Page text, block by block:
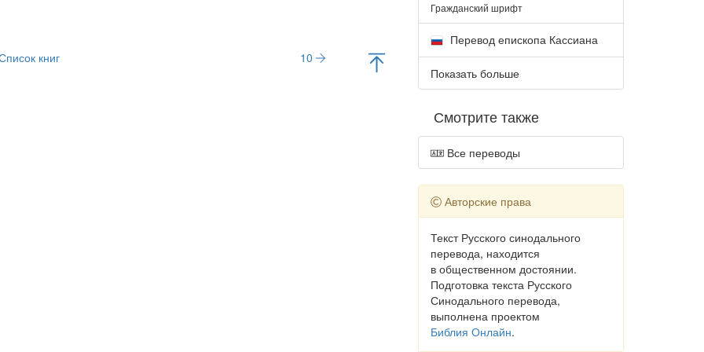
книг 10
Гражданский шрифт
Перевод епископа Кассиана
Показать больше
Смотрите также
Все переводы
Авторские права
Текст Русского синодального
перевода, находится
в общественном достоянии.
Подготовка текста Русского
Синодального перевода,
выполнена проектом
Библия Онлайн.